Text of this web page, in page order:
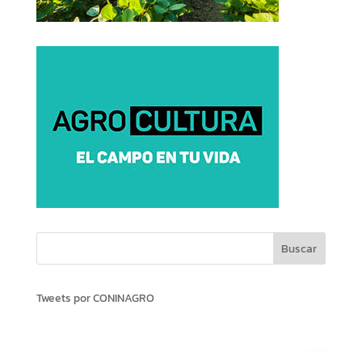
Tweets por CONINAGRO